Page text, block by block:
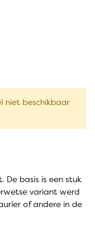
De basis is een stuk
variant werd
of andere in de
niet beschikbaar